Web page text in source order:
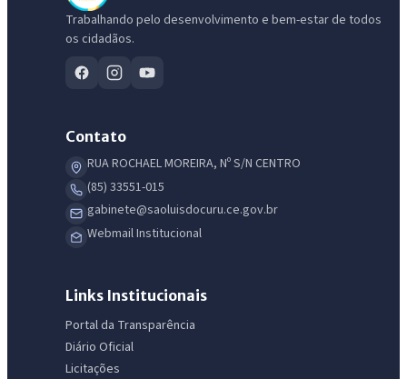
Trabalhando pelo desenvolvimento e bem-estar de todos
os cidadãos.
Contato
RUA ROCHAEL MOREIRA, Nº S/N CENTRO
(85) 33551-015
gabinete@saoluisdocuru.ce.gov.br
Webmail Institucional
Links Institucionais
Portal da Transparência
Diário Oficial
Licitações